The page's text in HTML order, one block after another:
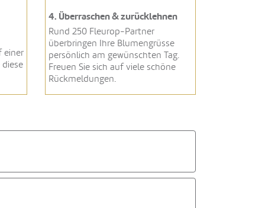
einer
4. Überraschen & zurücklehnen
Rund 250 Fleurop-Partner
überbringen Ihre Blumengrüsse
persönlich am gewünschten Tag.
Freuen Sie sich auf viele schöne
Rückmeldungen.